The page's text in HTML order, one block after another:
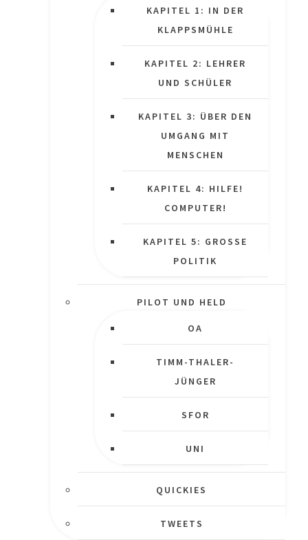
KAPITEL 1: IN DER
KLAPPSMÜHLE
KAPITEL 2: LEHRER
UND SCHÜLER
KAPITEL 3: ÜBER DEN
UMGANG MIT
MENSCHEN
KAPITEL 4: HILFE!
COMPUTER!
KAPITEL 5: GROSSE P
OLITIK
PILOT UND HELD
OA
TIMM-THALER-
JÜNGER
SFOR
UNI
QUICKIES
TWEETS